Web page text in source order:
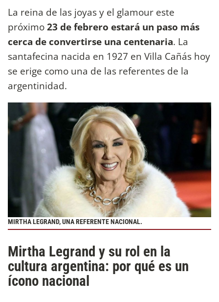
La reina de las joyas y el glamour este
próximo23 de febrero estará un paso más
cerca de convertirse una centenaria. La
santafecina nacida en 1927 en Villa Cañás hoy
se erige como una de las referentes de la
argentinidad.
MIRTHA LEGRAND, UNA REFERENTE NACIONAL.
Mirtha Legrand y su rol en la
cultura argentina: por qué es un
ícono nacional